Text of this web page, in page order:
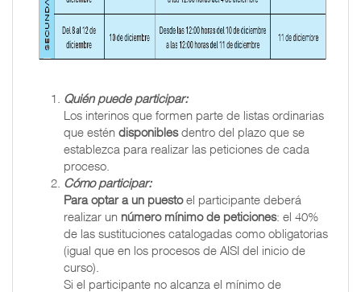
Quién puede participar:
Los interinos que formen parte de listas ordinarias
que estén disponiblesdentro del plazo que se
establezca para realizar las peticiones de cada
proceso.
Cómo participar:
Para optar a un puestoel participante deberá
realizar un número mínimo de peticiones: el 40%
de las sustituciones catalogadas como obligatorias
(igual que en los procesos de AISI del inicio de
curso).
Si el participante no alcanza el mínimo de